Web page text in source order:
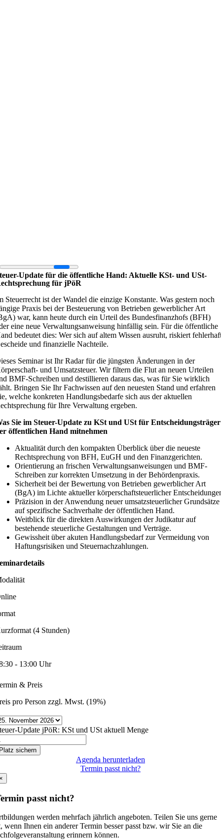
Update für die öffentliche Hand: Aktuelle KSt- und USt-
für jPöR
Steuerrecht ist der Wandel die einzige Konstante. Was gestern noch
Praxis bei der Besteuerung von Betrieben gewerblicher Art
war, kann heute durch ein Urteil des Bundesfinanzhofs (BFH)
eine neue Verwaltungsanweisung hinfällig sein. Für die öffentliche
bedeutet dies: Wer sich auf altem Wissen ausruht, riskiert
und finanzielle Nachteile.
Seminar ist Ihr Radar für die jüngsten Änderungen in der
und Umsatzsteuer. Wir filtern die Flut an neuen Urteilen
BMF-Schreiben und destillieren daraus das, was für Sie wirklich
Bringen Sie Ihr Fachwissen auf den neuesten Stand und erfahren
welche konkreten Handlungsbedarfe sich aus der aktuellen
für Ihre Verwaltung ergeben.
Sie im Steuer-Update zu KSt und USt für Entscheidungsträger
öffentlichen Hand mitnehmen
Aktualität durch den kompakten Überblick über die neueste
Rechtsprechung von BFH, EuGH und den Finanzgerichten.
Orientierung an frischen Verwaltungsanweisungen und BMF-
Schreiben zur korrekten Umsetzung in der Behördenpraxis.
Sicherheit bei der Bewertung von Betrieben gewerblicher Art
(BgA) im Lichte aktueller körperschaftsteuerlicher
Präzision in der Anwendung neuer umsatzsteuerlicher Grundsätze
auf spezifische Sachverhalte der öffentlichen Hand.
Weitblick für die direkten Auswirkungen der Judikatur auf
bestehende steuerliche Gestaltungen und Verträge.
Gewissheit über akuten Handlungsbedarf zur Vermeidung von
Haftungsrisiken und Steuernachzahlungen.
(4 Stunden)
- 13:00 Uhr
& Preis
pro Person zzgl. Mwst. (19%)
Update jPöR: KSt und USt aktuell Menge
sichern
Agenda herunterladen
Termin passt nicht?
passt nicht?
werden mehrfach jährlich angeboten. Teilen Sie uns gerne
wenn Ihnen ein anderer Termin besser passt bzw. wir Sie an die
erinnern können.